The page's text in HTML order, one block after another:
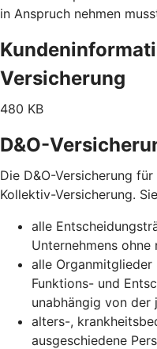
in Anspruch nehmen
Versicherung
480 KB
D&O-
Die D&O-Versicherung
Kollektiv-Versicherung.
alle
Unternehmens ohne
alle
Funktions- und
unabhängig von der
alters-,
ausgeschiedene